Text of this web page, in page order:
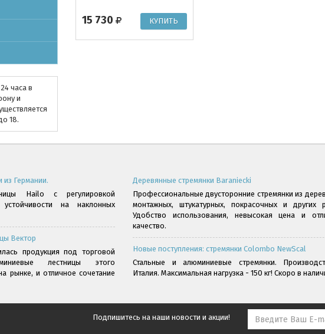
часа в
и
18.
15 730
Германии.
Hailo с регулировкой
на наклонных
Вектор
продукция под торговой
лестницы этого
рынке, и отличное сочетание
Деревянные стремянки Baraniecki
Профессиональные двусторонние стремянки из
монтажных, штукатурных, покрасочных и других
Удобство использования, невысокая цена и
качество.
Новые поступления: стремянки Colombo NewScal
Стальные и алюминиевые стремянки.
Италия. Максимальная нагрузка - 150 кг! Скоро в
Подпишитесь на наши новости и акции!